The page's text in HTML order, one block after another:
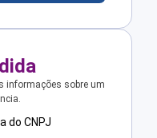
informações sobre um
do CNPJ